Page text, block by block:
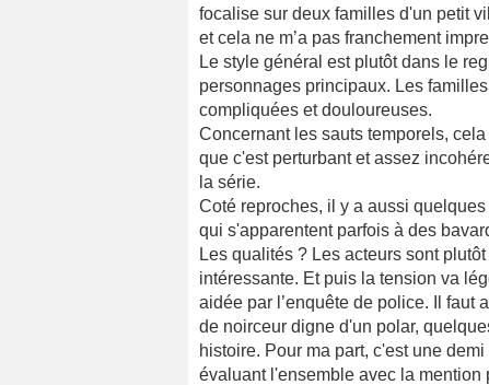
focalise sur deux familles d'un petit
et cela ne m’a pas franchement
Le style général est plutôt dans le
personnages principaux. Les
compliquées et douloureuses.
Concernant les sauts temporels,
que c'est perturbant et assez
la série.
Coté reproches, il y a aussi
qui s'apparentent parfois à des
Les qualités ? Les acteurs sont
intéressante. Et puis la tension va
aidée par l’enquête de police. Il faut
de noirceur digne d'un polar,
histoire. Pour ma part, c'est une
évaluant l'ensemble avec la mention